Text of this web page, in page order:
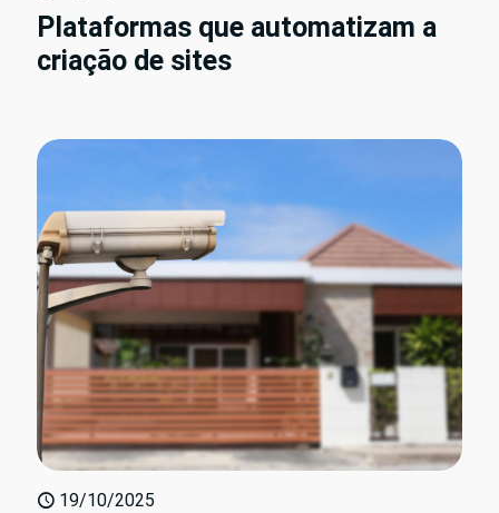
Plataformas que automatizam a
criação de sites
19/10/2025